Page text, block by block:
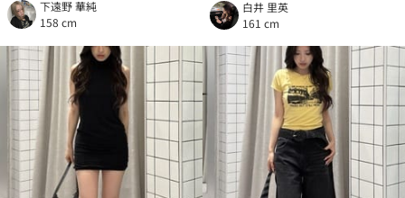
下遠野 華純
158 cm
白井 里英
161 cm